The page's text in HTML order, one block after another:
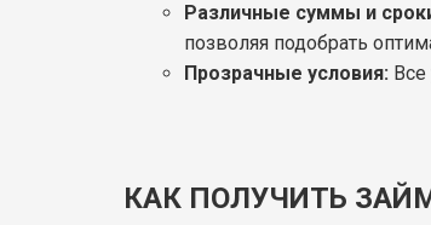
Различные суммы и
позволяя подобрать
Прозрачные условия:
КАК ПОЛУЧИТЬ